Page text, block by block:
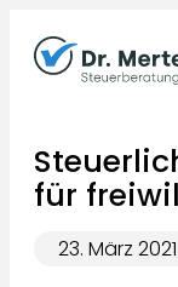
Inhalt
springen
für
23. März 2021